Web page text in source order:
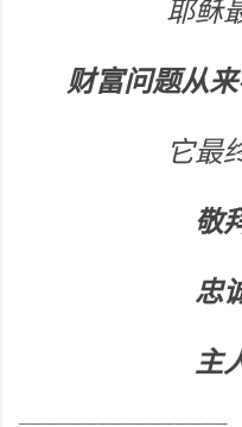
耶稣
财富问题从来
它最
敬
忠
主